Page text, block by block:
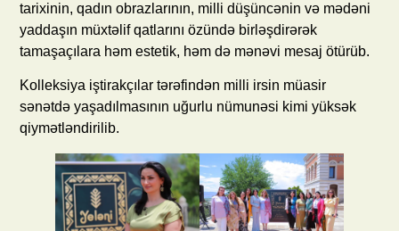
tarixinin, qadın obrazlarının, milli düşüncənin və mədəni
yaddaşın müxtəlif qatlarını özündə birləşdirərək
tamaşaçılara həm estetik, həm də mənəvi mesaj ötürüb.
Kolleksiya iştirakçılar tərəfindən milli irsin müasir
sənətdə yaşadılmasının uğurlu nümunəsi kimi yüksək
qiymətləndirilib.